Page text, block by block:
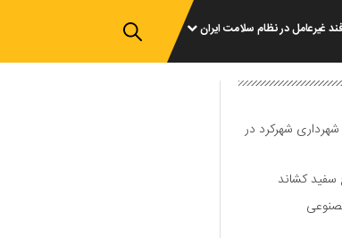
غیرعامل در نظام سلامت ایران
شهرکرد در
کشاند